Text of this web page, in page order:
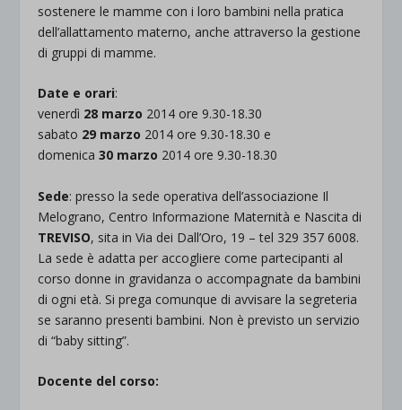
sostenere le mamme con i loro bambini nella pratica
dell’allattamento materno, anche attraverso la gestione
di gruppi di mamme.
Date e orari:
venerdì 28 marzo 2014 ore 9.30-18.30
sabato 29 marzo 2014 ore 9.30-18.30 e
domenica 30 marzo 2014 ore 9.30-18.30
Sede: presso la sede operativa dell’associazione Il
Melograno, Centro Informazione Maternità e Nascita di
TREVISO, sita in Via dei Dall’Oro, 19 – tel 329 357 6008.
La sede è adatta per accogliere come partecipanti al
corso donne in gravidanza o accompagnate da bambini
di ogni età. Si prega comunque di avvisare la segreteria
se saranno presenti bambini. Non è previsto un servizio
di “baby sitting”.
Docente del corso: